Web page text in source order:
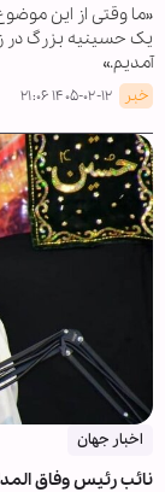
«ما وقتی از این
یک حسینیه بزرگ در
آمدیم.»
خبر ۱۴۰۵-۰۲-۱۲ ۲۱:۰۶
اخبار جهان
نائب رئیس وفاق